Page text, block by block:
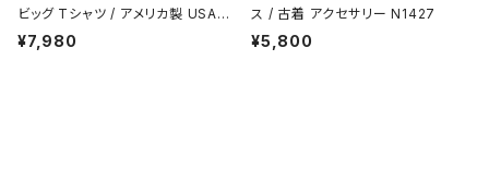
ビッグ Tシャツ / アメリカ製 USA製
90年代 ディズニー ワンピース ワン
¥7,980
ス / 古着 アクセサリー N1427
¥5,800